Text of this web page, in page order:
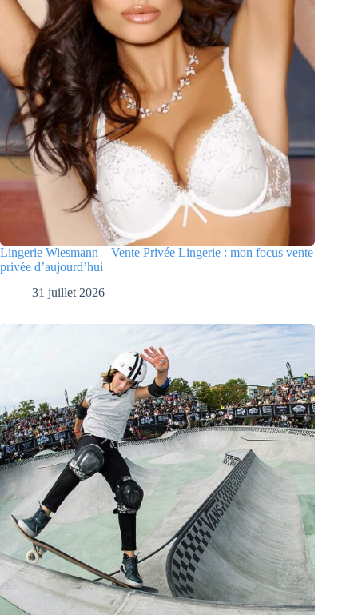
Lingerie Wiesmann – Vente Privée Lingerie : mon focus vente
privée d’aujourd’hui
31 juillet 2026